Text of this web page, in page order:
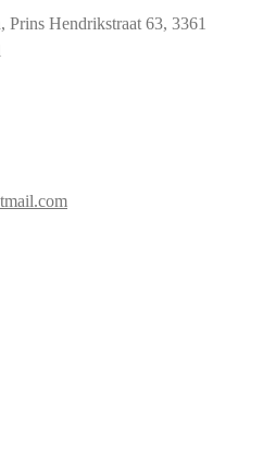
Hendrikstraat 63, 3361